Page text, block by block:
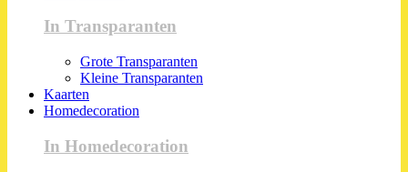
In Transparanten
Grote Transparanten
Kleine Transparanten
Kaarten
Homedecoration
In Homedecoration